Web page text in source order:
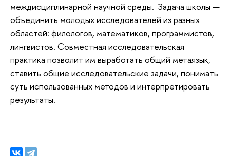
междисциплинарной научной среды. Задача школы —
объединить молодых исследователей из разных
областей: филологов, математиков, программистов,
лингвистов. Совместная исследовательская
практика позволит им выработать общий метаязык,
ставить общие исследовательские задачи, понимать
суть использованных методов и интерпретировать
результаты.